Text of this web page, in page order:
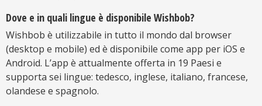
Dove e in quali lingue è disponibile Wishbob?
Wishbob è utilizzabile in tutto il mondo dal browser
(desktop e mobile) ed è disponibile come app per iOS e
Android. L’app è attualmente offerta in 19 Paesi e
supporta sei lingue: tedesco, inglese, italiano, francese,
olandese e spagnolo.